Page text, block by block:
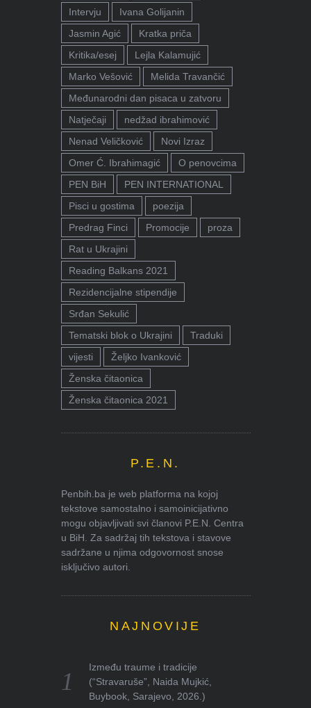
Intervju
Ivana Golijanin
Jasmin Agić
Kratka priča
Kritika/esej
Lejla Kalamujić
Marko Vešović
Melida Travančić
Međunarodni dan pisaca u zatvoru
Natječaji
nedžad ibrahimović
Nenad Veličković
Novi Izraz
Omer Ć. Ibrahimagić
O penovcima
PEN BiH
PEN INTERNATIONAL
Pisci u gostima
poezija
Predrag Finci
Promocije
proza
Rat u Ukrajini
Reading Balkans 2021
Rezidencijalne stipendije
Srđan Sekulić
Tematski blok o Ukrajini
Traduki
vijesti
Željko Ivanković
Ženska čitaonica
Ženska čitaonica 2021
P.E.N.
Penbih.ba je web platforma na kojoj
tekstove samostalno i samoinicijativno
mogu objavljivati svi članovi P.E.N. Centra
u BiH. Za sadržaj tih tekstova i stavove
sadržane u njima odgovornost snose
isključivo autori.
NAJNOVIJE
Između traume i tradicije
(“Stravaruše”, Naida Mujkić,
Buybook, Sarajevo, 2026.)